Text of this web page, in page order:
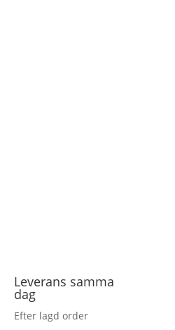
Leverans samma
dag
Efter lagd order